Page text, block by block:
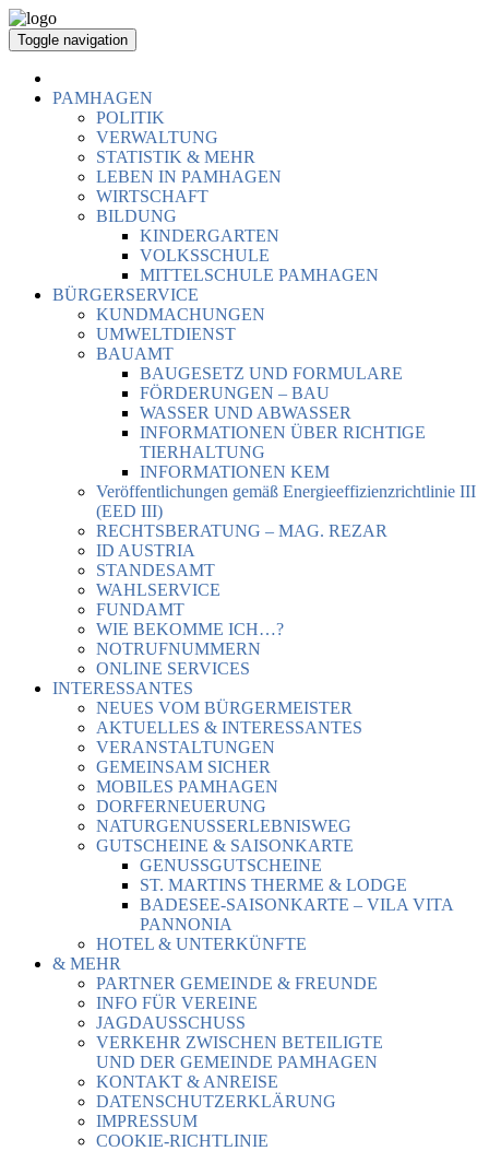
Toggle navigation
PAMHAGEN
POLITIK
VERWALTUNG
STATISTIK & MEHR
LEBEN IN PAMHAGEN
WIRTSCHAFT
BILDUNG
KINDERGARTEN
VOLKSSCHULE
MITTELSCHULE PAMHAGEN
BÜRGERSERVICE
KUNDMACHUNGEN
UMWELTDIENST
BAUAMT
BAUGESETZ UND FORMULARE
FÖRDERUNGEN – BAU
WASSER UND ABWASSER
INFORMATIONEN ÜBER RICHTIGE
TIERHALTUNG
INFORMATIONEN KEM
Veröffentlichungen gemäß Energieeffizienzrichtlinie III
(EED III)
RECHTSBERATUNG – MAG. REZAR
ID AUSTRIA
STANDESAMT
WAHLSERVICE
FUNDAMT
WIE BEKOMME ICH…?
NOTRUFNUMMERN
ONLINE SERVICES
INTERESSANTES
NEUES VOM BÜRGERMEISTER
AKTUELLES & INTERESSANTES
VERANSTALTUNGEN
GEMEINSAM SICHER
MOBILES PAMHAGEN
DORFERNEUERUNG
NATURGENUSSERLEBNISWEG
GUTSCHEINE & SAISONKARTE
GENUSSGUTSCHEINE
ST. MARTINS THERME & LODGE
BADESEE-SAISONKARTE – VILA VITA
PANNONIA
HOTEL & UNTERKÜNFTE
& MEHR
PARTNER GEMEINDE & FREUNDE
INFO FÜR VEREINE
JAGDAUSSCHUSS
VERKEHR ZWISCHEN BETEILIGTE
UND DER GEMEINDE PAMHAGEN
KONTAKT & ANREISE
DATENSCHUTZERKLÄRUNG
IMPRESSUM
COOKIE-RICHTLINIE